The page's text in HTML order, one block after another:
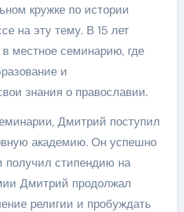
кружке по истории
на эту тему. В 15 лет
местное семинарию, где
и
знания о православии.
Дмитрий поступил
академию. Он успешно
получил стипендию на
Дмитрий продолжал
религии и пробуждать